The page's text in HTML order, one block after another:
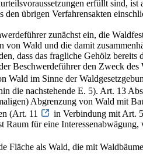
erfüllt sind,
den übrigen Verfahrensakten
zunächst ein, die
von Wald und die damit
dass das fragliche Gehölz
Beschwerdeführer den Zweck
Wald im Sinne der
die nachstehende E. 5). Art. 13
Abgrenzung von Wald mit
(Art. 11
in Verbindung mit Art. 5
Raum für eine
Fläche als Wald, die mit